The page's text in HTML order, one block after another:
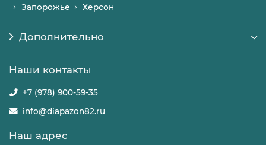
Запорожье
Херсон
Дополнительно
Наши контакты
+7 (978) 900-59-35
info@diapazon82.ru
Наш адрес